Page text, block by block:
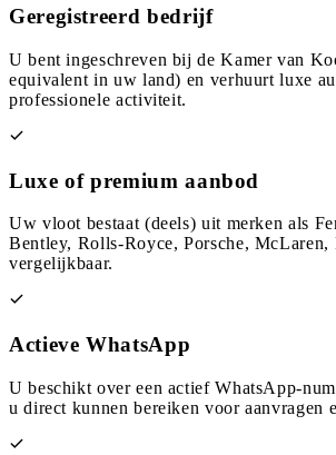
Geregistreerd bedrijf
U bent ingeschreven bij de Kamer van
equivalent in uw land) en verhuurt luxe
professionele activiteit.
Luxe of premium aanbod
Uw vloot bestaat (deels) uit merken als
Bentley, Rolls-Royce, Porsche,
vergelijkbaar.
Actieve WhatsApp
U beschikt over een actief WhatsApp-
u direct kunnen bereiken voor aanvragen